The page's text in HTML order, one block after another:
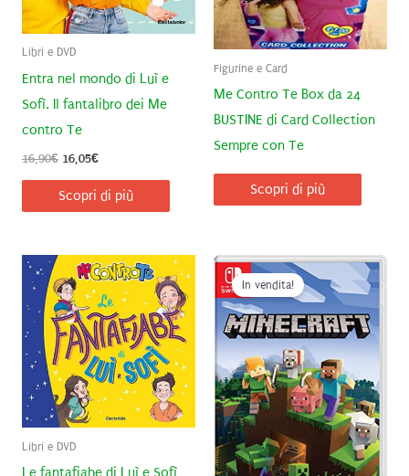
Libri e DVD
Entra nel mondo di Luì e
Sofì. Il fantalibro dei Me
contro Te
16,90€ Il
originale
16,05€Il
attuale
Scopri di più
Figurine e Card
Me Contro Te Box da 24
BUSTINE di Card Collection
Sempre con Te
Scopri di più
Libri e DVD
In vendita!